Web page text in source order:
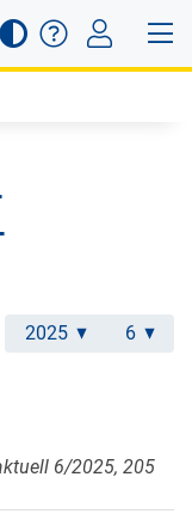
2025 6
6/2025, 205